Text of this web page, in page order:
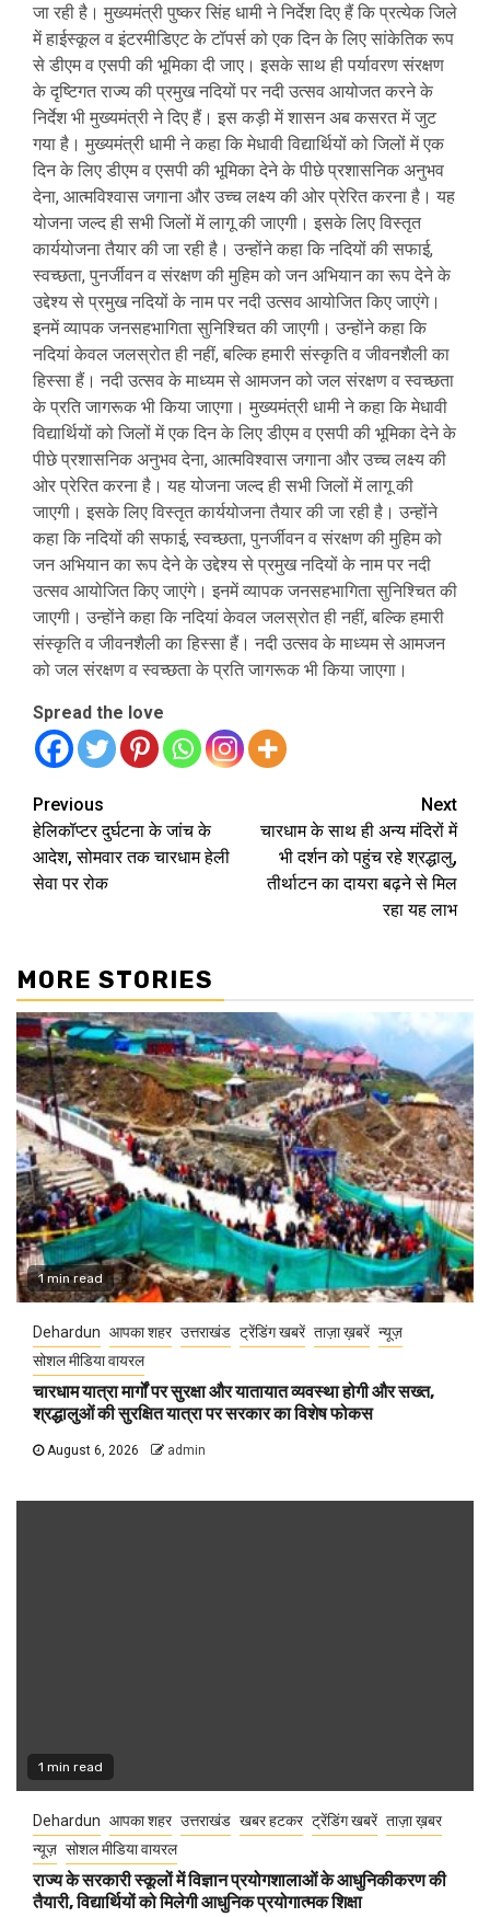
जा रही है। मुख्यमंत्री पुष्कर सिंह धामी ने निर्देश दिए हैं कि प्रत्येक जिले
में हाईस्कूल व इंटरमीडिएट के टॉपर्स को एक दिन के लिए सांकेतिक रूप
से डीएम व एसपी की भूमिका दी जाए। इसके साथ ही पर्यावरण संरक्षण
के दृष्टिगत राज्य की प्रमुख नदियों पर नदी उत्सव आयोजत करने के
निर्देश भी मुख्यमंत्री ने दिए हैं। इस कड़ी में शासन अब कसरत में जुट
गया है। मुख्यमंत्री धामी ने कहा कि मेधावी विद्यार्थियों को जिलों में एक
दिन के लिए डीएम व एसपी की भूमिका देने के पीछे प्रशासनिक अनुभव
देना, आत्मविश्वास जगाना और उच्च लक्ष्य की ओर प्रेरित करना है। यह
योजना जल्द ही सभी जिलों में लागू की जाएगी। इसके लिए विस्तृत
कार्ययोजना तैयार की जा रही है। उन्होंने कहा कि नदियों की सफाई,
स्वच्छता, पुनर्जीवन व संरक्षण की मुहिम को जन अभियान का रूप देने के
उद्देश्य से प्रमुख नदियों के नाम पर नदी उत्सव आयोजित किए जाएंगे।
इनमें व्यापक जनसहभागिता सुनिश्चित की जाएगी। उन्होंने कहा कि
नदियां केवल जलस्रोत ही नहीं, बल्कि हमारी संस्कृति व जीवनशैली का
हिस्सा हैं। नदी उत्सव के माध्यम से आमजन को जल संरक्षण व स्वच्छता
के प्रति जागरूक भी किया जाएगा। मुख्यमंत्री धामी ने कहा कि मेधावी
विद्यार्थियों को जिलों में एक दिन के लिए डीएम व एसपी की भूमिका देने के
पीछे प्रशासनिक अनुभव देना, आत्मविश्वास जगाना और उच्च लक्ष्य की
ओर प्रेरित करना है। यह योजना जल्द ही सभी जिलों में लागू की
जाएगी। इसके लिए विस्तृत कार्ययोजना तैयार की जा रही है। उन्होंने
कहा कि नदियों की सफाई, स्वच्छता, पुनर्जीवन व संरक्षण की मुहिम को
जन अभियान का रूप देने के उद्देश्य से प्रमुख नदियों के नाम पर नदी
उत्सव आयोजित किए जाएंगे। इनमें व्यापक जनसहभागिता सुनिश्चित की
जाएगी। उन्होंने कहा कि नदियां केवल जलस्रोत ही नहीं, बल्कि हमारी
संस्कृति व जीवनशैली का हिस्सा हैं। नदी उत्सव के माध्यम से आमजन
को जल संरक्षण व स्वच्छता के प्रति जागरूक भी किया जाएगा।
Spread the love
Continue
Reading
Previous
हेलिकॉप्टर दुर्घटना के जांच के
आदेश, सोमवार तक चारधाम हेली
सेवा पर रोक
Next
चारधाम के साथ ही अन्य मंदिरों में
भी दर्शन को पहुंच रहे श्रद्धालु,
तीर्थाटन का दायरा बढ़ने से मिल
रहा यह लाभ
MORE STORIES
1 min read
Dehardun आपका शहर उत्तराखंड ट्रेंडिंग खबरें ताज़ा ख़बरें न्यूज़
सोशल मीडिया वायरल
चारधाम यात्रा मार्गों पर सुरक्षा और यातायात व्यवस्था होगी और सख्त,
श्रद्धालुओं की सुरक्षित यात्रा पर सरकार का विशेष फोकस
August 6, 2026 admin
1 min read
Dehardun आपका शहर उत्तराखंड खबर हटकर ट्रेंडिंग खबरें ताज़ा ख़बर
न्यूज़ सोशल मीडिया वायरल
राज्य के सरकारी स्कूलों में विज्ञान प्रयोगशालाओं के आधुनिकीकरण की
तैयारी, विद्यार्थियों को मिलेगी आधुनिक प्रयोगात्मक शिक्षा